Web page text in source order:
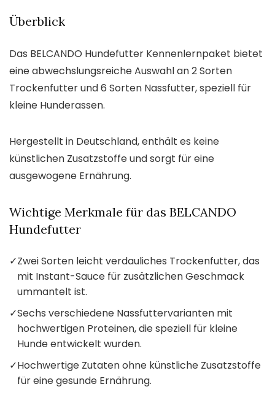
Überblick
Das BELCANDO Hundefutter Kennenlernpaket bietet
eine abwechslungsreiche Auswahl an 2 Sorten
Trockenfutter und 6 Sorten Nassfutter, speziell für
kleine Hunderassen.
Hergestellt in Deutschland, enthält es keine
künstlichen Zusatzstoffe und sorgt für eine
ausgewogene Ernährung.
Wichtige Merkmale für das BELCANDO
Hundefutter
✓Zwei Sorten leicht verdauliches Trockenfutter, das
mit Instant-Sauce für zusätzlichen Geschmack
ummantelt ist.
✓Sechs verschiedene Nassfuttervarianten mit
hochwertigen Proteinen, die speziell für kleine
Hunde entwickelt wurden.
✓Hochwertige Zutaten ohne künstliche Zusatzstoffe
für eine gesunde Ernährung.